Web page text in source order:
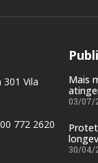
301 Vila
772 2620
Mais
03/07/
30/04/